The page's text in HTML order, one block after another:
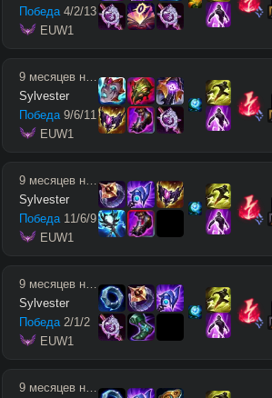
Победа 4/2/13
EUW1
9 месяцев назад
Sylvester
Победа 9/6/11
EUW1
9 месяцев назад
Sylvester
Победа 11/6/9
EUW1
9 месяцев назад
Sylvester
Победа 2/1/2
EUW1
9 месяцев назад